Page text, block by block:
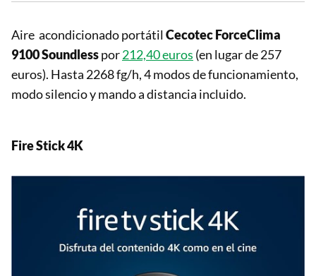
Aire acondicionado portátil Cecotec ForceClima
9100 Soundlesspor212,40 euros (en lugar de 257
euros). Hasta 2268 fg/h, 4 modos de funcionamiento,
modo silencio y mando a distancia incluido.
Fire Stick 4K